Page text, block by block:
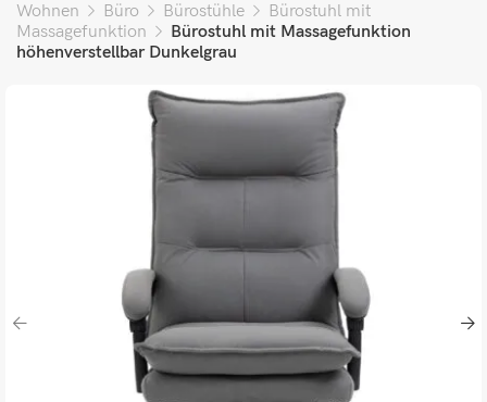
Wohnen
Büro Bürostühle
Bürostuhl mit
Massagefunktion
Bürostuhl mit Massagefunktion
höhenverstellbar Dunkelgrau